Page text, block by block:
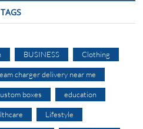
TAGS
BUSINESS Clothing
charger delivery near me
boxes education
Lifestyle